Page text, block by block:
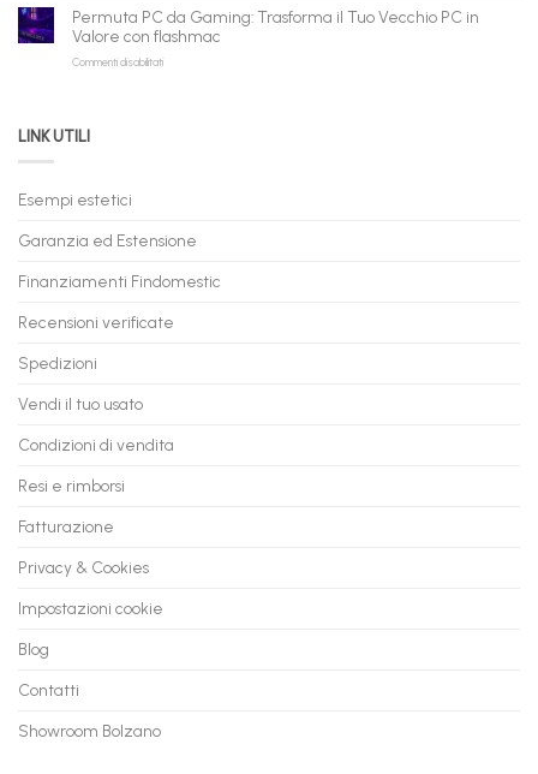
Nuovi
Ricondizionati,
Spedizione
Gaming
Rate
Online:
anche
a
Permuta PC da Gaming: Trasforma il Tuo Vecchio PC in
Valore con flashmac
Commenti disabilitatisu
in
con
LINK UTILI
Esempi estetici
Garanzia ed Estensione
Finanziamenti Findomestic
Recensioni verificate
Spedizioni
Vendi il tuo usato
Condizioni di vendita
Resi e rimborsi
Fatturazione
Privacy & Cookies
Impostazioni cookie
Blog
Contatti
Showroom Bolzano